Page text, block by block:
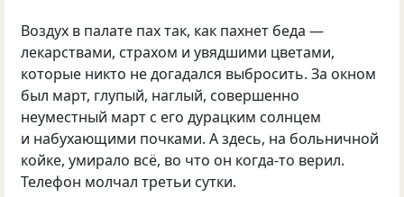
Воздух в палате пах так, как пахнет беда —
лекарствами, страхом и увядшими цветами,
которые никто не догадался выбросить. За окном
был март, глупый, наглый, совершенно
неуместный март с его дурацким солнцем
и набухающими почками. А здесь, на больничной
койке, умирало всё, во что он когда-то верил.
Телефон молчал третьи сутки.